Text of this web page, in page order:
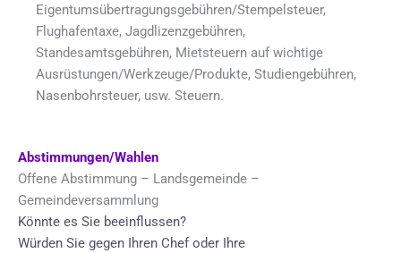
Eigentumsübertragungsgebühren/Stempelsteuer,
Flughafentaxe, Jagdlizenzgebühren,
Standesamtsgebühren, Mietsteuern auf wichtige
Ausrüstungen/Werkzeuge/Produkte, Studiengebühren,
Nasenbohrsteuer, usw. Steuern.
Abstimmungen/Wahlen
Offene Abstimmung – Landsgemeinde –
Gemeindeversammlung
Könnte es Sie beeinflussen?
Würden Sie gegen Ihren Chef oder Ihre